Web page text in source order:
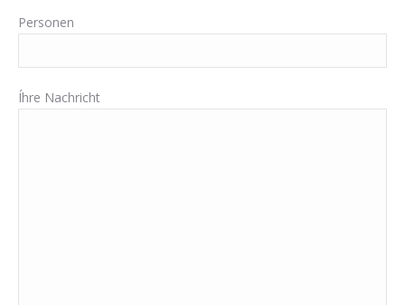
Personen
Íhre Nachricht